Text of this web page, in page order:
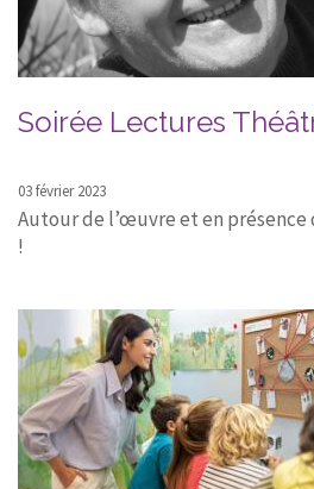
Soirée Lectures
03 février 2023
Autour de l’œuvre et en présence
!